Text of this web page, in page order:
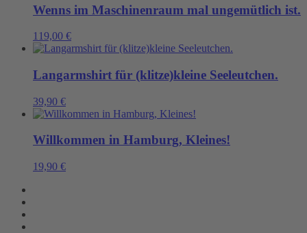
Wenns im Maschinenraum mal ungemütlich ist.
119,00 €
Langarmshirt für (klitze)kleine Seeleutchen.
39,90 €
Willkommen in Hamburg, Kleines!
19,90 €